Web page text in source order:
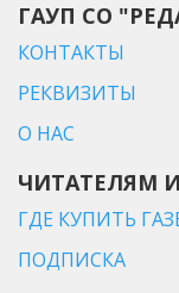
ГАУП СО
КОНТАКТЫ
РЕКВИЗИТЫ
О НАС
ЧИТАТЕЛЯМ
ГДЕ КУПИТЬ
ПОДПИСКА